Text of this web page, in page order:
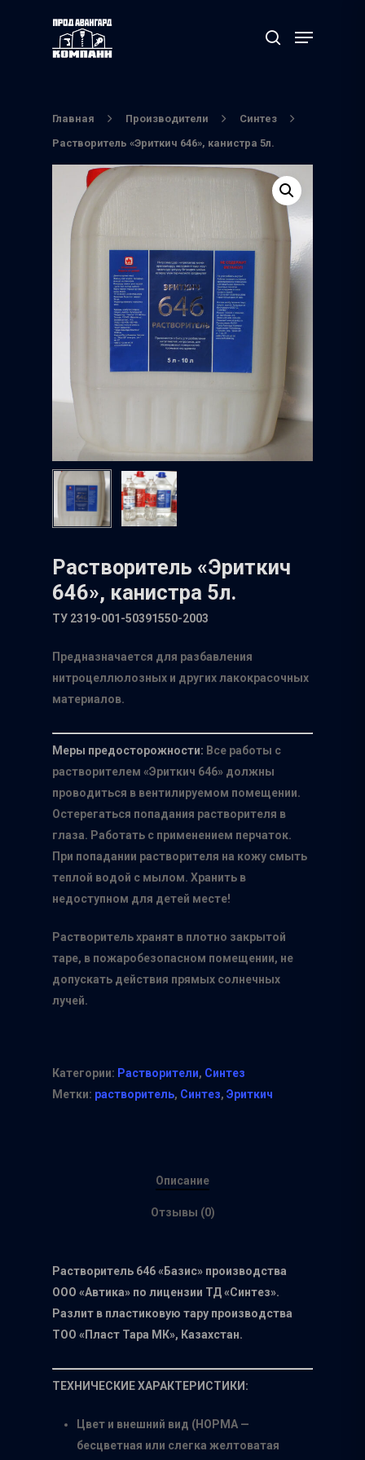
Главная Производители
Синтез
Растворитель «Эриткич 646», канистра 5л.
Растворитель «Эриткич
646», канистра 5л.
ТУ 2319-001-50391550-2003
Предназначается для разбавления
нитроцеллюлозных и других лакокрасочных
материалов.
Меры предосторожности: Все работы с
растворителем «Эриткич 646» должны
проводиться в вентилируемом помещении.
Остерегаться попадания растворителя в
глаза. Работать с применением перчаток.
При попадании растворителя на кожу смыть
теплой водой с мылом. Хранить в
недоступном для детей месте!
Растворитель хранят в плотно закрытой
таре, в пожаробезопасном помещении, не
допускать действия прямых солнечных
лучей.
Категории: Растворители, Синтез
Метки: растворитель, Синтез, Эриткич
Описание
Отзывы (0)
Растворитель 646 «Базис» производства
ООО «Автика» по лицензии ТД «Синтез».
Разлит в пластиковую тару производства
ТОО «Пласт Тара МК», Казахстан.
ТЕХНИЧЕСКИЕ ХАРАКТЕРИСТИКИ:
Цвет и внешний вид (НОРМА —
бесцветная или слегка желтоватая